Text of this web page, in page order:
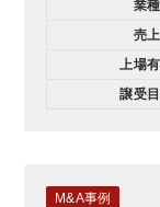
業種
売上
上場
譲受
M&A事例